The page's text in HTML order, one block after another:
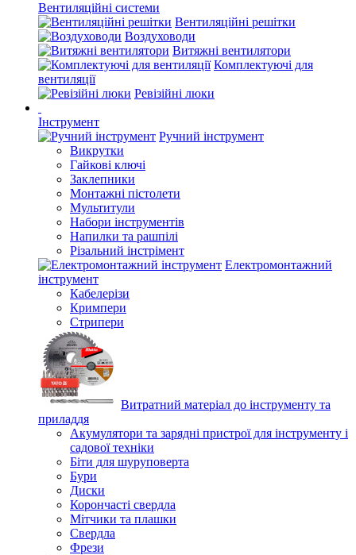
Вентиляційні системи
Вентиляційні решітки
Воздуховоди
Витяжні вентилятори
Комплектуючі для
вентиляції
Ревізійні люки
Інструмент
Ручний інструмент
Викрутки
Гайкові ключі
Заклепники
Монтажні пістолети
Мультитули
Набори інструментів
Напилки та рашпілі
Різальний інстрімент
Електромонтажний
інструмент
Кабелерізи
Кримпери
Стрипери
Витратний матеріал до інструменту та
приладдя
Акумулятори та зарядні пристрої для інструменту і
садової техніки
Біти для шуруповерта
Бури
Диски
Корончасті свердла
Мітчики та плашки
Свердла
Фрези